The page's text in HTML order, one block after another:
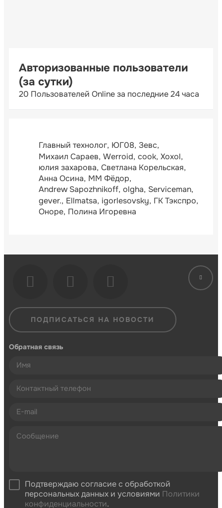
Авторизованные пользователи
(за сутки)
20 Пользователей Online за последние 24 часа
Главный технолог ЮГ08 Зевс
Михаил Сараев Werroid cook Xoxol
юлия захарова Светлана Корельская
Анна Осина ММ Фёдор
Andrew Sapozhnikoff olgha Serviceman
gever. Ellmatsa igorlesovsky ГК Тэкспро
Оноре Полина Игоревна
ПОДПИСАТЬСЯ НА НОВОСТИ
Обратная связь
Подтверждаю согласие с обработкой
персональных данных и условиями Политики
конфиденциальности.